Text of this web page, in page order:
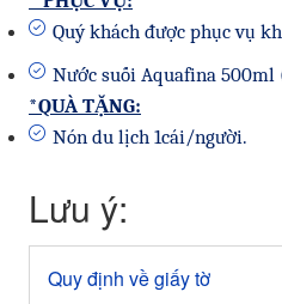
Quý khách được phục vụ
Nước suối Aquafina
*QUÀ TẶNG:
Nón du lịch 1cái/người.
Lưu ý:
Quy định về giấy tờ